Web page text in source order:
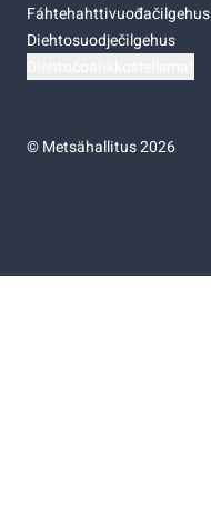
Fáhtehahttivuođačilgehus
Diehtosuodječilgehus
©Metsähallitus 2026